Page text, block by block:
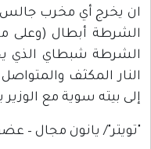
ان يخرج أي مخرب جالس
الشرطة أبطال (وعلى
الشرطة شبطاي الذي
النار المكثف
إلى بيته سوية مع
"تويتر"/ يانون مجال –